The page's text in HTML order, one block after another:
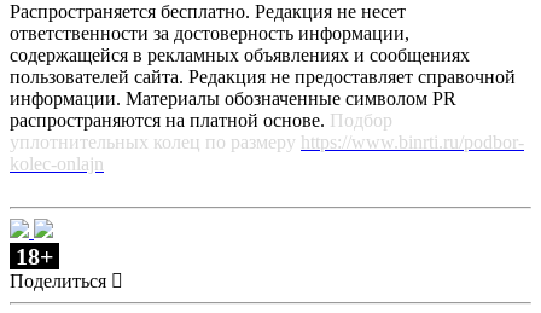
Распространяется бесплатно. Редакция не несет
ответственности за достоверность информации,
содержащейся в рекламных объявлениях и сообщениях
пользователей сайта. Редакция не предоставляет справочной
информации. Материалы обозначенные символом PR
распространяются на платной основе. Подбор
уплотнительных колец по размеру https://www.binrti.ru/podbor-
kolec-onlajn
18+
Поделиться